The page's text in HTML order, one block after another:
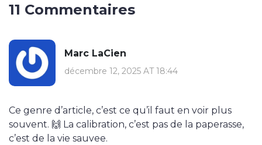
11 Commentaires
Marc LaCien
décembre 12, 2025 AT 18:44
Ce genre d’article, c’est ce qu’il faut en voir plus
souvent. 🙌 La calibration, c’est pas de la paperasse,
c’est de la vie sauvee.